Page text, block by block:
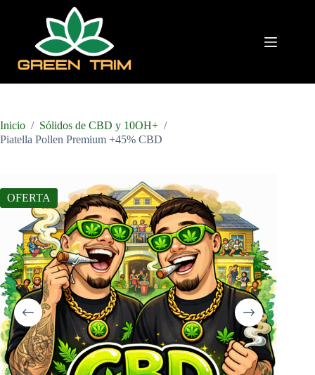
Inicio / Sólidos de CBD y 10OH+ /
Piatella Pollen Premium +45% CBD
OFERTA